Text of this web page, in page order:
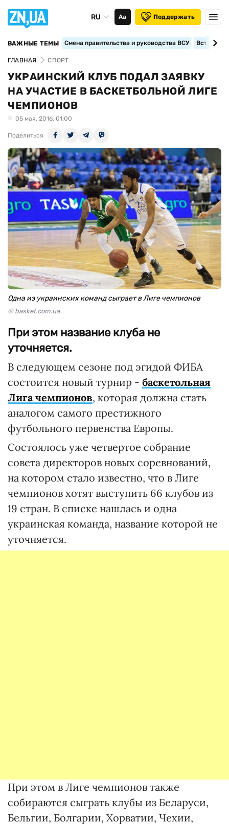
RU Аа Поддержать
ВАЖНЫЕ ТЕМЫ Смена правительства и руководства ВСУ
ГЛАВНАЯ СПОРТ
УКРАИНСКИЙ КЛУБ ПОДАЛ ЗАЯВКУ
НА УЧАСТИЕ В БАСКЕТБОЛЬНОЙ ЛИГЕ
ЧЕМПИОНОВ
05 мая, 2016, 01:00
Поделиться
Одна из украинских команд сыграет в Лиге чемпионов
© basket.com.ua
При этом название клуба не
уточняется.
В следующем сезоне под эгидой ФИБА
состоится новый турнир - баскетольная
Лига чемпионов, которая должна стать
аналогом самого престижного
футбольного первенства Европы.
Состоялось уже четвертое собрание
совета директоров новых соревнований,
на котором стало известно, что в Лиге
чемпионов хотят выступить 66 клубов из
19 стран. В списке нашлась и одна
украинская команда, название которой не
уточняется.
При этом в Лиге чемпионов также
собираются сыграть клубы из Беларуси,
Бельгии, Болгарии, Хорватии, Чехии,